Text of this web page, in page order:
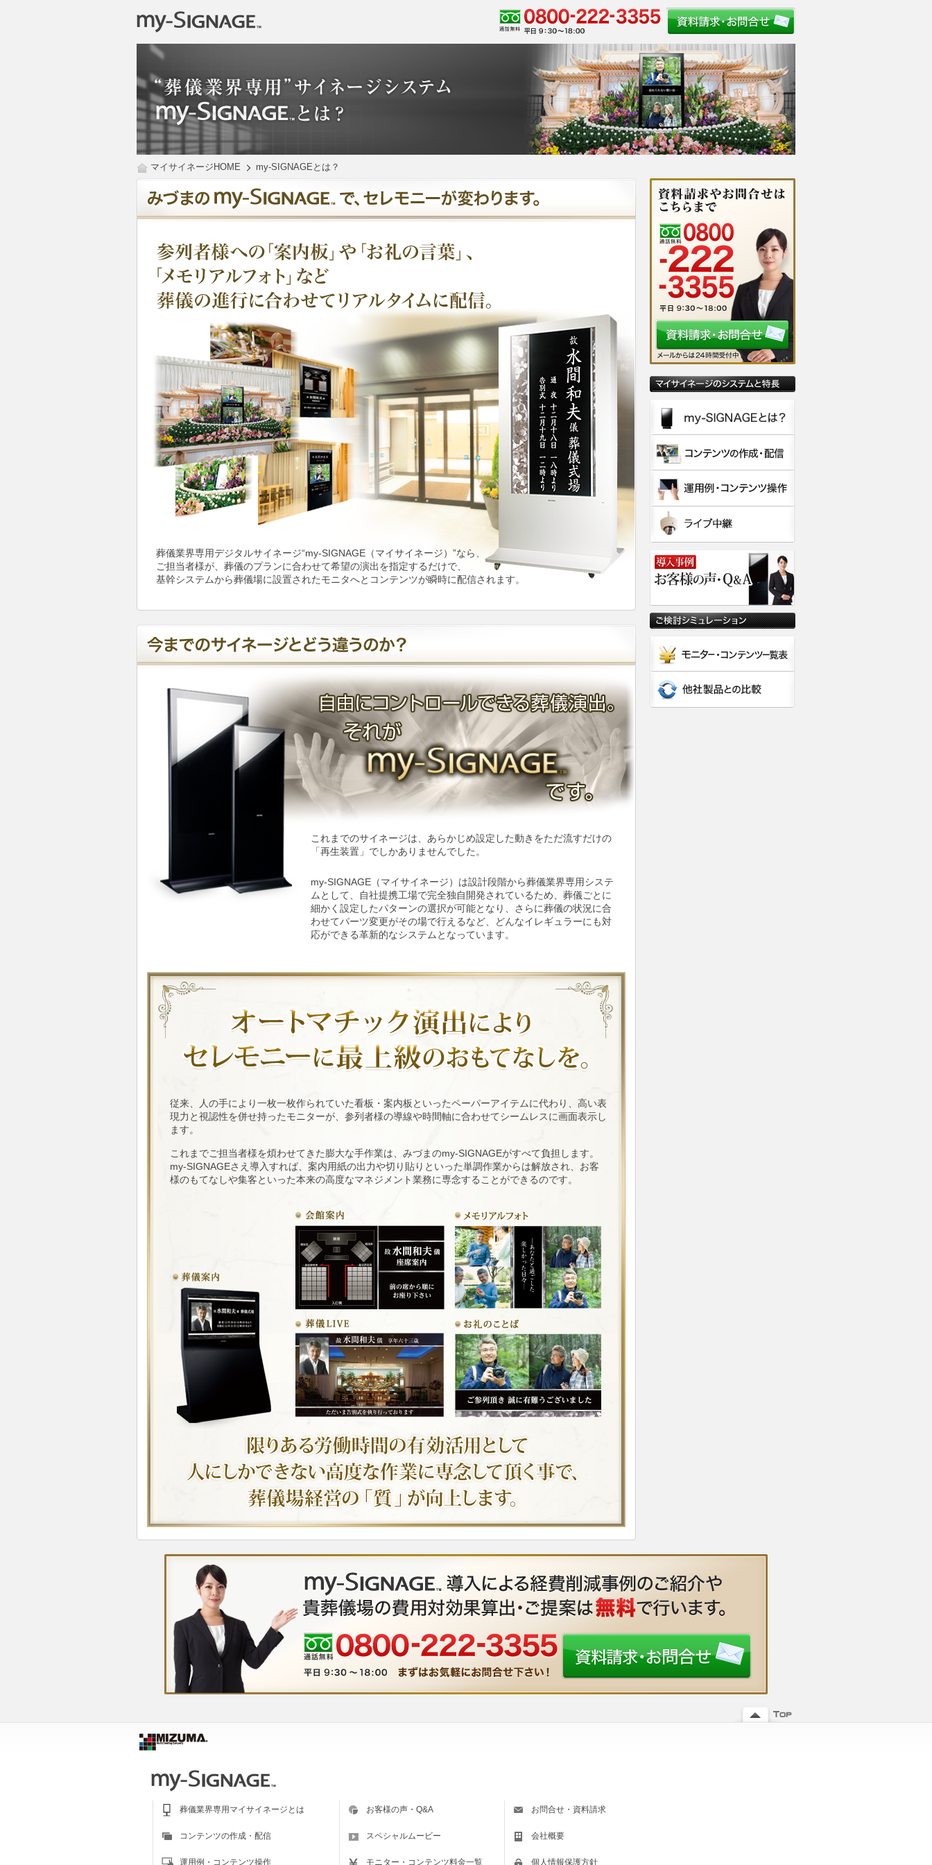
マイサイネージHOME my-SIGNAGEとは？
葬儀業界専用デジタルサイネージ“my-SIGNAGE（マイサイネージ）”なら、
ご担当者様が、葬儀のプランに合わせて希望の演出を指定するだけで、
基幹システムから葬儀場に設置されたモニタへとコンテンツが瞬時に配信されます。
これまでのサイネージは、あらかじめ設定した動きをただ流すだけの
「再生装置」でしかありませんでした。
my-SIGNAGE（マイサイネージ）は設計段階から葬儀業界専用システ
ムとして、自社提携工場で完全独自開発されているため、葬儀ごとに
細かく設定したパターンの選択が可能となり、さらに葬儀の状況に合
わせてパーツ変更がその場で行えるなど、どんなイレギュラーにも対
応ができる革新的なシステムとなっています。
従来、人の手により一枚一枚作られていた看板・案内板といったペーパーアイテムに代わり、高い表
現力と視認性を併せ持ったモニターが、参列者様の導線や時間軸に合わせてシームレスに画面表示し
ます。
これまでご担当者様を煩わせてきた膨大な手作業は、みづまのmy-SIGNAGEがすべて負担します。
my-SIGNAGEさえ導入すれば、案内用紙の出力や切り貼りといった単調作業からは解放され、お客
様のもてなしや集客といった本来の高度なマネジメント業務に専念することができるのです。
葬儀業界専用マイサイネージとは
コンテンツの作成・配信
運用例・コンテンツ操作
お客様の声・Q&A
スペシャルムービー
モニター・コンテンツ料金一覧
お問合せ・資料請求
会社概要
個人情報保護方針